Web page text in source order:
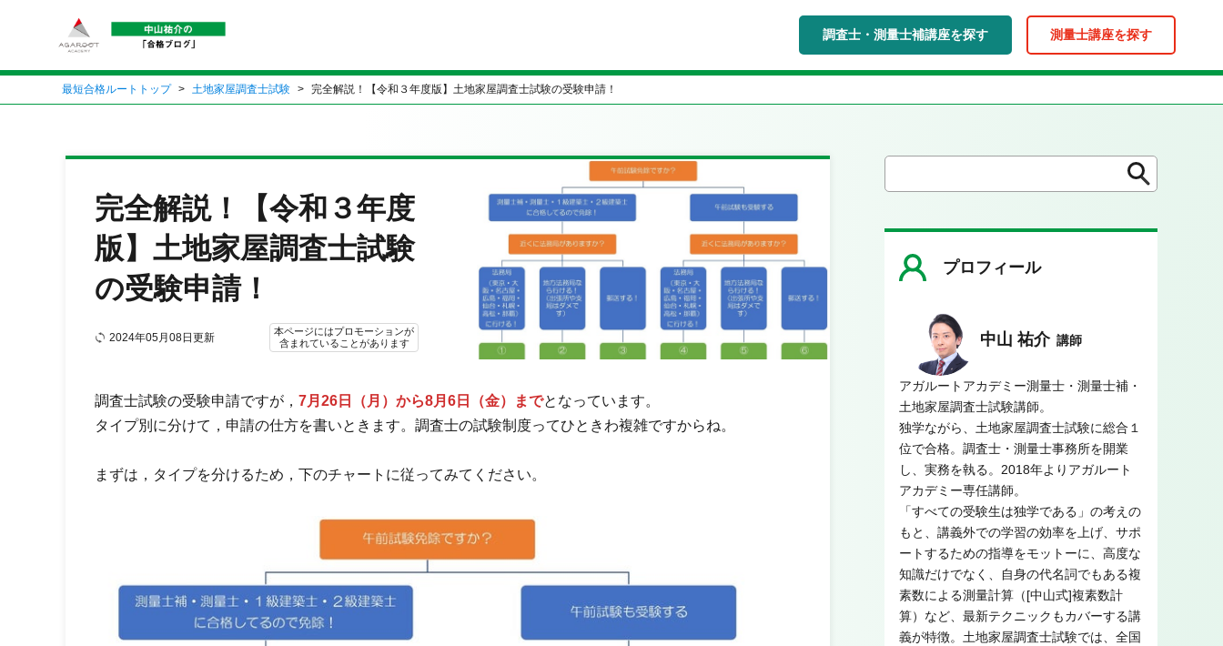
調査士・測量士補講座を探す 測量士講座を探す
最短合格ルートトップ 土地家屋調査士試験 完全解説！【令和３年度版】土地家屋調査士試験の受験申請！
完全解説！【令和３年度
版】土地家屋調査士試験
の受験申請！
2024年05月08日更新
本ページにはプロモーションが
含まれていることがあります
調査士試験の受験申請ですが， 7月26日（月）から8月6日（金）までとなっています。
タイプ別に分けて，申請の仕方を書いときます。調査士の試験制度ってひときわ複雑ですからね。
まずは，タイプを分けるため，下のチャートに従ってみてください。
索
検
プロフィール
中山 祐介 講師
アガルートアカデミー測量士・測量士補・
土地家屋調査士試験講師。
独学ながら、土地家屋調査士試験に総合１
位で合格。調査士・測量士事務所を開業
し、実務を執る。2018年よりアガルート
アカデミー専任講師。
「すべての受験生は独学である」の考えの
もと、講義外での学習の効率を上げ、サポ
ートするための指導をモットーに、高度な
知識だけでなく、自身の代名詞でもある複
素数による測量計算（[中山式]複素数計
算）など、最新テクニックもカバーする講
義が特徴。土地家屋調査士試験では、全国